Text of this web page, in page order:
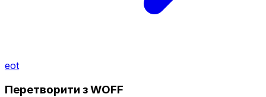
eot
Перетворити з WOFF